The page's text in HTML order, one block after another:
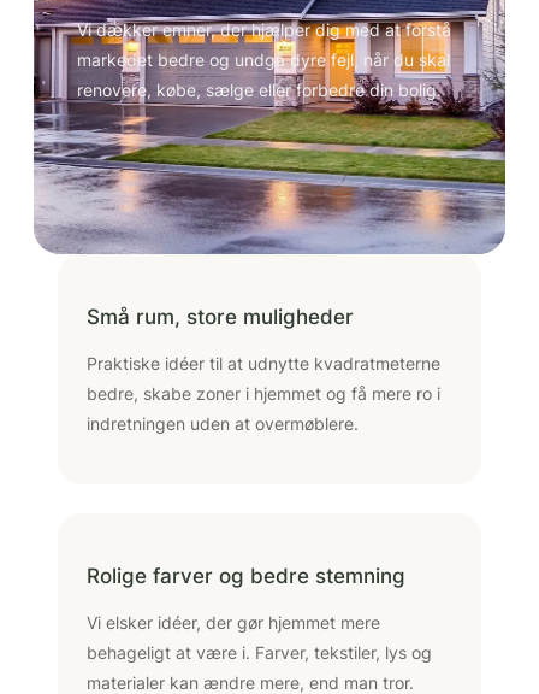
Vi dækker emner, der hjælper dig med at forstå
markedet bedre og undgå dyre fejl, når du skal
renovere, købe, sælge eller forbedre din bolig.
Små rum, store muligheder
Praktiske idéer til at udnytte kvadratmeterne
bedre, skabe zoner i hjemmet og få mere ro i
indretningen uden at overmøblere.
Rolige farver og bedre stemning
Vi elsker idéer, der gør hjemmet mere
behageligt at være i. Farver, tekstiler, lys og
materialer kan ændre mere, end man tror.